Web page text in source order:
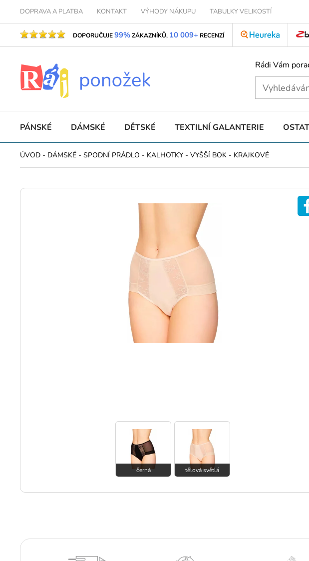
DOPRAVA A PLATBA KONTAKT VÝHODY NÁKUPU TABULKY VELIKOSTÍ
DOPORUČUJE99%ZÁKAZNÍKŮ, 10 009+ RECENZÍ
Rádi Vám
PÁNSKÉ DÁMSKÉ DĚTSKÉ TEXTILNÍ GALANTERIE
ÚVOD - DÁMSKÉ -SPODNÍ PRÁDLO - KALHOTKY -VYŠŠÍ BOK - KRAJKOVÉ
černá tělová světlá